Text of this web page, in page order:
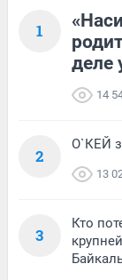
1
деле
14
2
О`КЕЙ
13
3
Кто